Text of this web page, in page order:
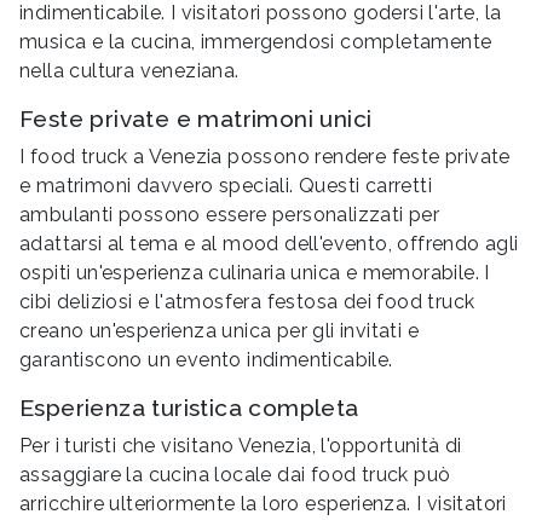
indimenticabile. I visitatori possono godersi l'arte, la
musica e la cucina, immergendosi completamente
nella cultura veneziana.
Feste private e matrimoni unici
I food truck a Venezia possono rendere feste private
e matrimoni davvero speciali. Questi carretti
ambulanti possono essere personalizzati per
adattarsi al tema e al mood dell'evento, offrendo agli
ospiti un'esperienza culinaria unica e memorabile. I
cibi deliziosi e l'atmosfera festosa dei food truck
creano un'esperienza unica per gli invitati e
garantiscono un evento indimenticabile.
Esperienza turistica completa
Per i turisti che visitano Venezia, l'opportunità di
assaggiare la cucina locale dai food truck può
arricchire ulteriormente la loro esperienza. I visitatori